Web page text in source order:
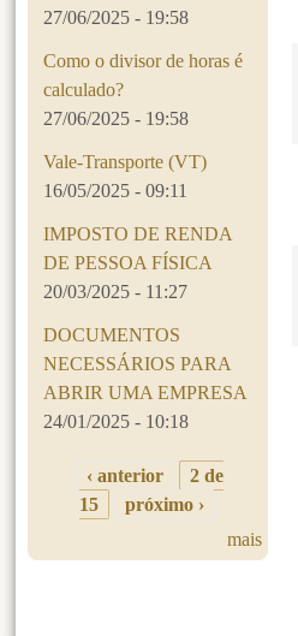
27/06/2025 - 19:58
Como o divisor de horas é
calculado?
27/06/2025 - 19:58
Vale-Transporte (VT)
16/05/2025 - 09:11
IMPOSTO DE RENDA
DE PESSOA FÍSICA
20/03/2025 - 11:27
DOCUMENTOS
NECESSÁRIOS PARA
ABRIR UMA EMPRESA
24/01/2025 - 10:18
‹ anterior
2 de
15
próximo ›
mais